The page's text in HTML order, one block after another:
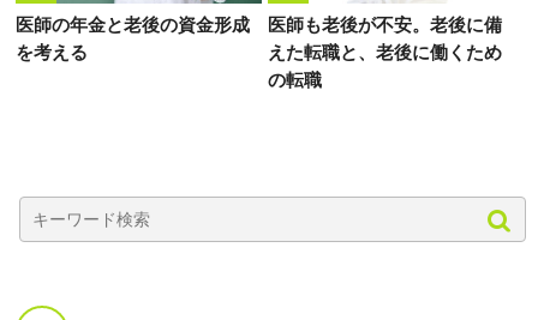
医師の年金と老後の資金形成
を考える
医師も老後が不安。老後に備
えた転職と、老後に働くため
の転職